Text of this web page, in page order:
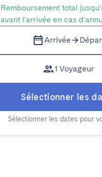
Remboursement total
avant l'arrivée en cas
Arrivée
1 Voyageur
Sélectionner les
Sélectionner les dates pour